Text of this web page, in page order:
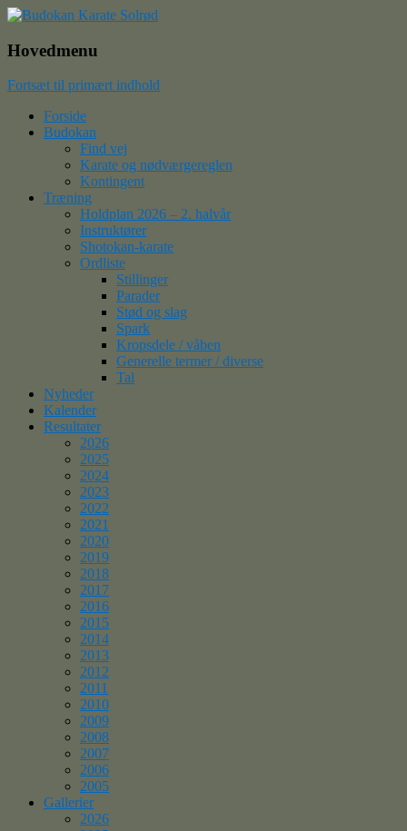
Budokan Karate Solrød
Hovedmenu
Fortsæt til primært indhold
Forside
Budokan
Find vej
Karate og nødværgereglen
Kontingent
Træning
Holdplan 2026 – 2. halvår
Instruktører
Shotokan-karate
Ordliste
Stillinger
Parader
Stød og slag
Spark
Kropsdele / våben
Generelle termer / diverse
Tal
Nyheder
Kalender
Resultater
2026
2025
2024
2023
2022
2021
2020
2019
2018
2017
2016
2015
2014
2013
2012
2011
2010
2009
2008
2007
2006
2005
Gallerier
2026